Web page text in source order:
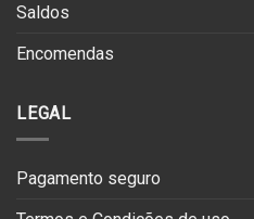
Saldos
Encomendas
LEGAL
Pagamento seguro